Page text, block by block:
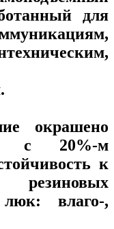
для
окрашено
с 20%-м
к
люк: влаго-,